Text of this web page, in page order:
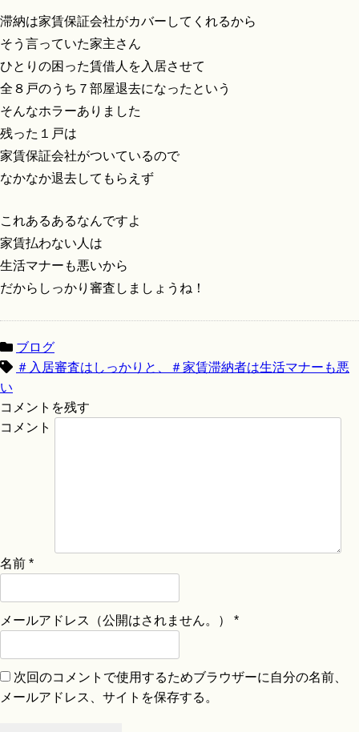
滞納は家賃保証会社がカバーしてくれるから
そう言っていた家主さん
ひとりの困った賃借人を入居させて
全８戸のうち７部屋退去になったという
そんなホラーありました
残った１戸は
家賃保証会社がついているので
なかなか退去してもらえず
これあるあるなんですよ
家賃払わない人は
生活マナーも悪いから
だからしっかり審査しましょうね！
ブログ
＃入居審査はしっかりと、＃家賃滞納者は生活マナーも悪
い
コメントを残す
コメント
名前 *
メールアドレス（公開はされません。） *
次回のコメントで使用するためブラウザーに自分の名前、
メールアドレス、サイトを保存する。